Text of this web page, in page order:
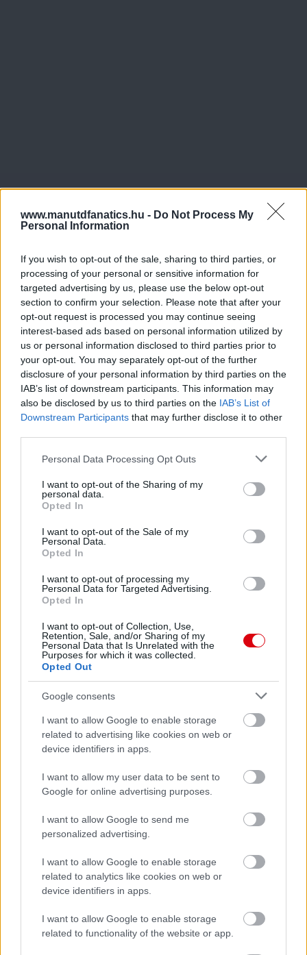
www.manutdfanatics.hu - Do Not Process My
Personal Information
If you wish to opt-out of the sale, sharing to third parties, or
processing of your personal or sensitive information for
targeted advertising by us, please use the below opt-out
section to confirm your selection. Please note that after your
opt-out request is processed you may continue seeing
interest-based ads based on personal information utilized by
us or personal information disclosed to third parties prior to
your opt-out. You may separately opt-out of the further
disclosure of your personal information by third parties on the
IAB’s list of downstream participants. This information may
also be disclosed by us to third parties on the IAB’s List of
Downstream Participants that may further disclose it to other
Please note that this website/app uses one or more Google
not limited to your visit or usage behaviour. You may click to
grant or deny consent to Google and its third-party tags to
use your data for below specified purposes in below Google
consent section.
Personal Data Processing Opt Outs
I want to opt-out of the Sharing of my
personal data.
Opted In
I want to opt-out of the Sale of my
Personal Data.
Opted In
I want to opt-out of processing my
Personal Data for Targeted Advertising.
Opted In
I want to opt-out of Collection, Use,
Retention, Sale, and/or Sharing of my
Personal Data that Is Unrelated with the
Purposes for which it was collected.
Opted Out
Google consents
I want to allow Google to enable storage
related to advertising like cookies on web or
device identifiers in apps.
I want to allow my user data to be sent to
Google for online advertising purposes.
I want to allow Google to send me
personalized advertising.
I want to allow Google to enable storage
related to analytics like cookies on web or
device identifiers in apps.
I want to allow Google to enable storage
related to functionality of the website or app.
Meccs Center
Manchester United
Nya Ullevi, Göteborg
2026-08-08 17:00
2 nap 2 óra 18 perc 22 másodperc
AC MilanvsManchester United2026-08-15 18:00